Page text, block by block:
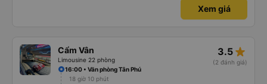
Xem giá
Cẩm Vân
Limousine 22 phòng
3.5 star_rate
(2 đánh giá)
16:00 • Văn phòng Tân Phú
18 giờ 10 phút